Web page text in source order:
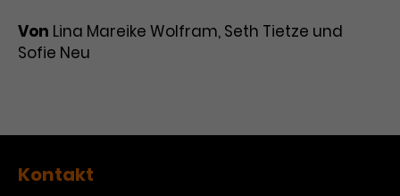
Von Lina Mareike Wolfram, Seth Tietze und
Sofie Neu
Kontakt